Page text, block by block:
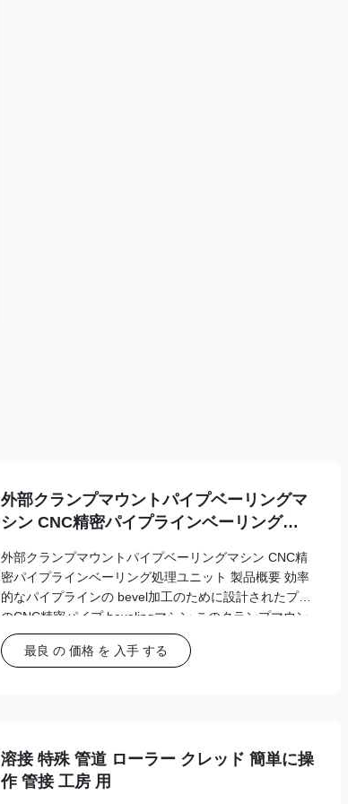
外部クランプマウントパイプベーリングマ
シン CNC精密パイプラインベーリング処
外部クランプマウントパイプベーリングマシン CNC精
密パイプラインベーリング処理ユニット 製品概要 効率
的なパイプラインの bevel加工のために設計されたプロ
のCNC精密パイプ bevelingマシン.このクランプマウン
トされたユニットは,電気源で半自動操作を提供します.
ステンレス鋼や炭素鋼を含む様々な金属材料に適して
断材料金属,ステンレス鋼,炭素鋼 輸送パッケージ輸...
最良 の 価格 を 入手 する
溶接 特殊 管道 ローラー クレッド 簡単に操
作 管接 工房 用